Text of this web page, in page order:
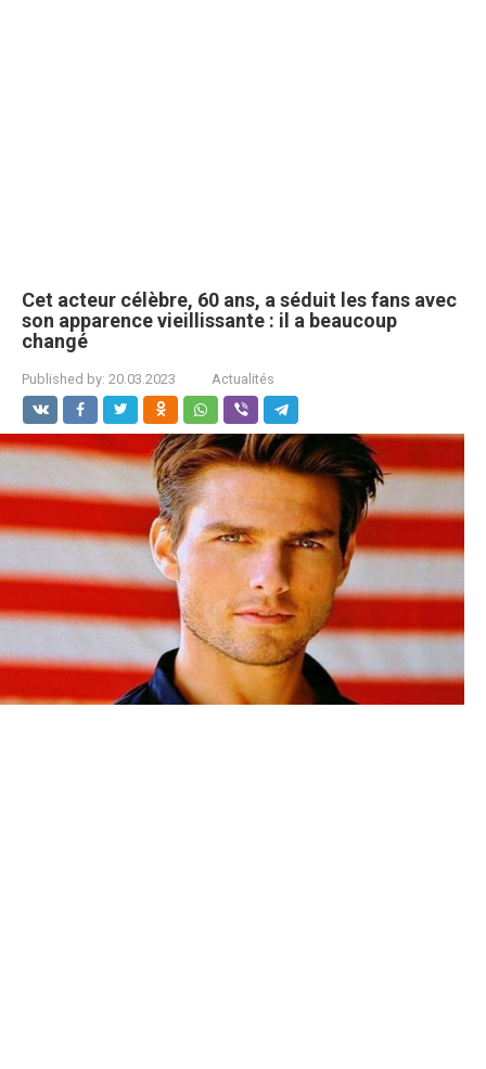
Cet acteur célèbre, 60 ans, a séduit les fans avec
son apparence vieillissante : il a beaucoup
changé
Published by: 20.03.2023 Actualités